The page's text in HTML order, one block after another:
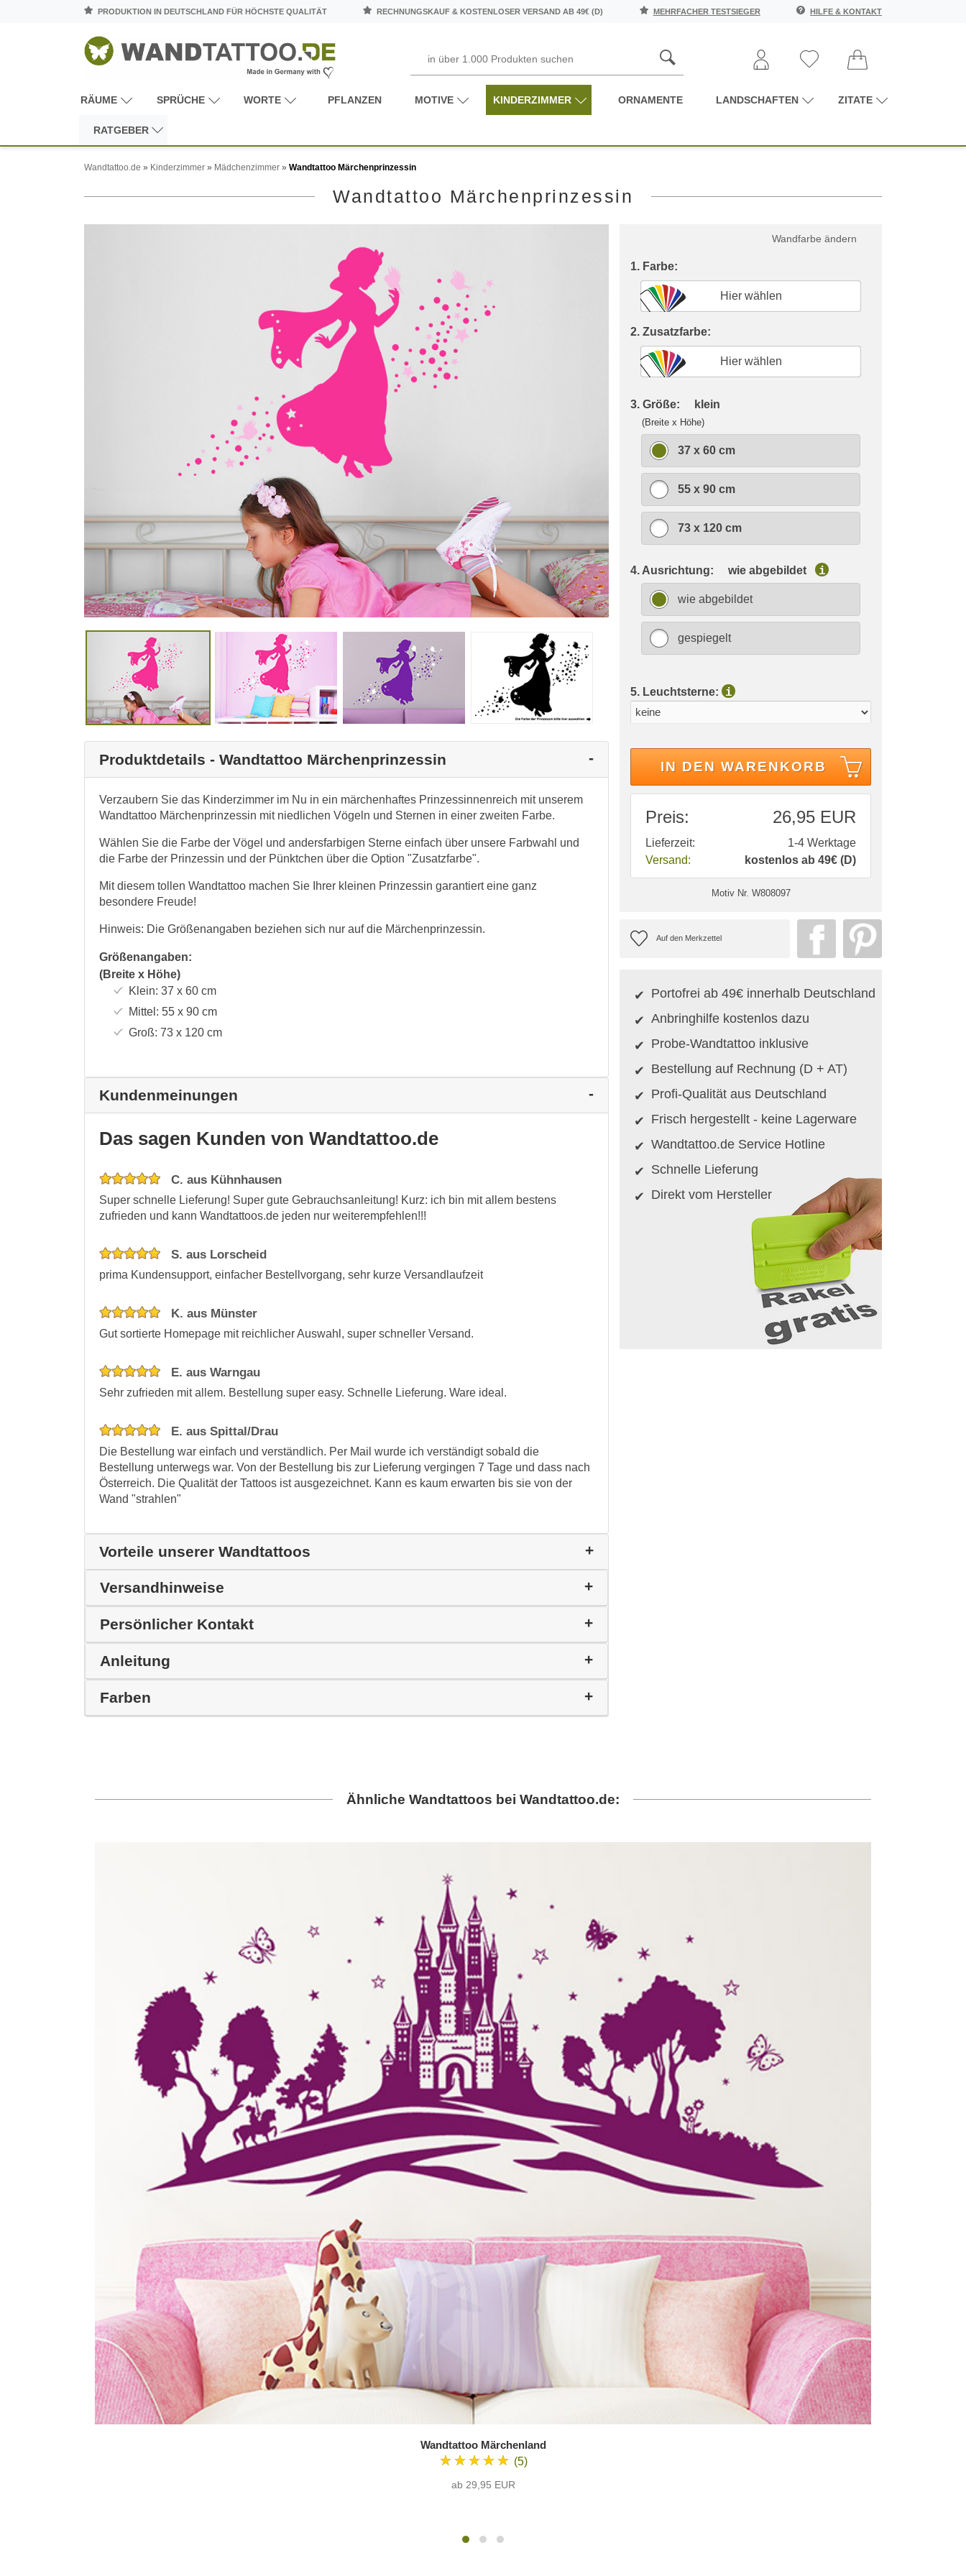
PRODUKTION IN DEUTSCHLAND FÜR HÖCHSTE QUALITÄT RECHNUNGSKAUF & KOSTENLOSER VERSAND AB 49€ (D) MEHRFACHER TESTSIEGER HILFE & KONTAKT
RÄUME SPRÜCHE WORTE PFLANZEN MOTIVE KINDERZIMMER ORNAMENTE LANDSCHAFTEN ZITATE
RATGEBER
Wandtattoo.de » Kinderzimmer » Mädchenzimmer » Wandtattoo Märchenprinzessin
Wandtattoo Märchenprinzessin
Produktdetails - Wandtattoo Märchenprinzessin
Verzaubern Sie das Kinderzimmer im Nu in ein märchenhaftes Prinzessinnenreich mit unserem
Wandtattoo Märchenprinzessin mit niedlichen Vögeln und Sternen in einer zweiten Farbe.
Wählen Sie die Farbe der Vögel und andersfarbigen Sterne einfach über unsere Farbwahl und
die Farbe der Prinzessin und der Pünktchen über die Option "Zusatzfarbe".
Mit diesem tollen Wandtattoo machen Sie Ihrer kleinen Prinzessin garantiert eine ganz
besondere Freude!
Hinweis: Die Größenangaben beziehen sich nur auf die Märchenprinzessin.
Größenangaben:
(Breite x Höhe)
Klein: 37 x 60cm
Mittel: 55 x 90cm
Groß: 73 x 120cm
Kundenmeinungen
Das sagen Kunden von Wandtattoo.de
C. aus Kühnhausen
Super schnelle Lieferung! Super gute Gebrauchsanleitung! Kurz: ich bin mit allem bestens
zufrieden und kann Wandtattoos.de jeden nur weiterempfehlen!!!
S. aus Lorscheid
prima Kundensupport, einfacher Bestellvorgang, sehr kurze Versandlaufzeit
K. aus Münster
Gut sortierte Homepage mit reichlicher Auswahl, super schneller Versand.
E. aus Warngau
Sehr zufrieden mit allem. Bestellung super easy. Schnelle Lieferung. Ware ideal.
E. aus Spittal/Drau
Die Bestellung war einfach und verständlich. Per Mail wurde ich verständigt sobald die
Bestellung unterwegs war. Von der Bestellung bis zur Lieferung vergingen 7 Tage und dass nach
Österreich. Die Qualität der Tattoos ist ausgezeichnet. Kann es kaum erwarten bis sie von der
Wand "strahlen"
Vorteile unserer Wandtattoos
Versandhinweise
Persönlicher Kontakt
Anleitung
Farben
Wandfarbe ändern
1. Farbe:
Hier wählen
2. Zusatzfarbe:
Hier wählen
3. Größe: klein
(Breite x Höhe)
37 x 60 cm
55 x 90 cm
73 x 120 cm
4. Ausrichtung: wie abgebildet i
wie abgebildet
gespiegelt
5. Leuchtsterne: i
IN DEN WARENKORB
Preis: 26,95 EUR
Lieferzeit:
1-4 Werktage
Versand:
kostenlos ab 49€ (D)
Motiv Nr. W808097
Portofrei ab 49€ innerhalb Deutschland
Anbringhilfe kostenlos dazu
Probe-Wandtattoo inklusive
Bestellung auf Rechnung (D + AT)
Profi-Qualität aus Deutschland
Frisch hergestellt - keine Lagerware
Wandtattoo.de Service Hotline
Schnelle Lieferung
Direkt vom Hersteller
Ähnliche Wandtattoos bei Wandtattoo.de:
Wandtattoo Märchenland
★★★★★ (5)
ab 29,95 EUR